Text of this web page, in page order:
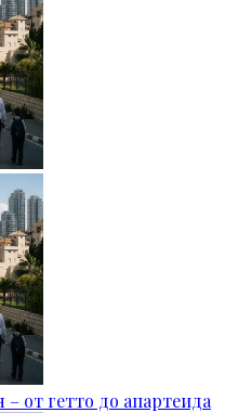
от гетто до апартеида